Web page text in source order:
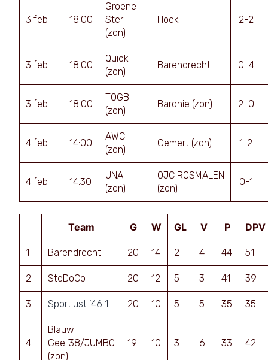
3 feb 18:00
Groene
Ster
(zon)
Hoek 2-2
3 feb 18:00
Quick
(zon)
Barendrecht 0-4
3 feb 18:00
TOGB
(zon)
Baronie (zon) 2-0
4 feb 14:00
AWC
(zon)
Gemert (zon) 1-2
4 feb 14:30
UNA
(zon)
OJC ROSMALEN
(zon)
0-1
Team G W GL V P DPV
1 Barendrecht 20 14 2 4 44 51
2 SteDoCo 20 12 5 3 41 39
3 Sportlust ’46 1 20 10 5 5 35 35
4
Blauw
Geel’38/JUMBO
(zon)
19 10 3 6 33 42